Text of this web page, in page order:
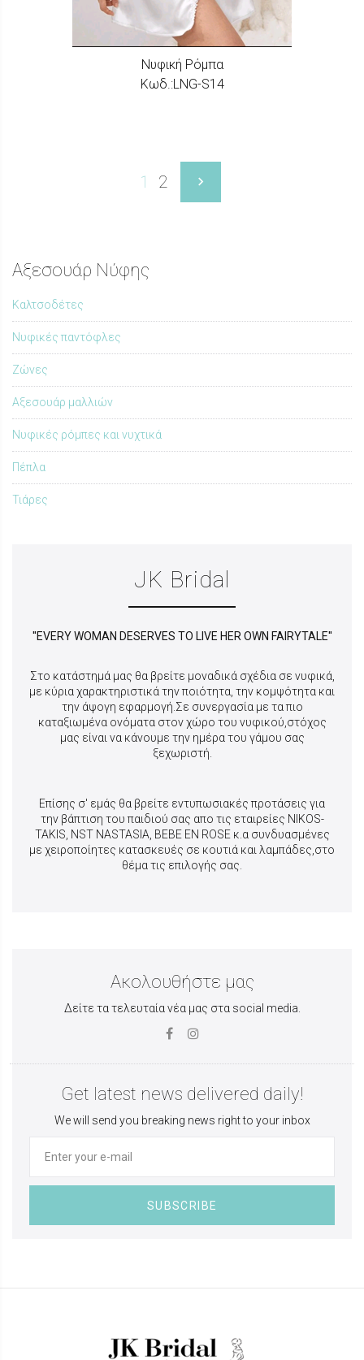
Nυφική Ρόμπα
Κωδ.:LNG-S14
1 2
Αξεσουάρ Νύφης
Καλτσοδέτες
Nυφικές παντόφλες
Ζώνες
Αξεσουάρ μαλλιών
Νυφικές ρόμπες και νυχτικά
Πέπλα
Τιάρες
JK Bridal
''EVERY WOMAN DESERVES TO LIVE HER OWN FAIRYTALE''
Στο κατάστημά μας θα βρείτε μοναδικά σχέδια σε νυφικά,
με κύρια χαρακτηριστικά τηνποιότητα, την κομψότητα και
την άψογη εφαρμογή.Σε συνεργασία με τα πιο
καταξιωμένα ονόματα στον χώρο του νυφικού,στόχος
μας είναι να κάνουμε την ημέρα του γάμου σας
ξεχωριστή.
Επίσης σ' εμάς θα βρείτε εντυπωσιακές προτάσεις για
την βάπτιση του παιδιού σας απο τις εταιρείες NIKOS-
TAKIS, NST NASTASIA, BEBE EN ROSE κ.α συνδυασμένες
με χειροποίητες κατασκευές σε κουτιά και λαμπάδες,στο
θέμα τις επιλογής σας.
Ακολουθήστε μας
Δείτε τα τελευταία νέα μας στα social media.
Get latest news delivered daily!
We will send you breaking news right to your inbox
SUBSCRIBE